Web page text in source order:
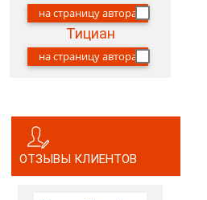
на страницу автора
Тициан
на страницу автора
ОТЗЫВЫ КЛИЕНТОВ